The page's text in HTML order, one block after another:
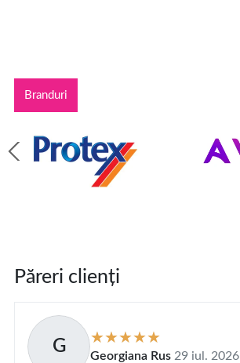
Branduri
Păreri clienți
G Georgiana Rus 29 iul. 2026